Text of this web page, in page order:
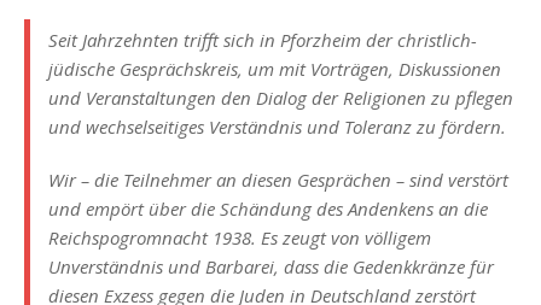
Seit Jahrzehnten trifft sich in Pforzheim der christlich-
jüdische Gesprächskreis, um mit Vorträgen, Diskussionen
und Veranstaltungen den Dialog der Religionen zu pflegen
und wechselseitiges Verständnis und Toleranz zu fördern.
Wir – die Teilnehmer an diesen Gesprächen – sind verstört
und empört über die Schändung des Andenkens an die
Reichspogromnacht 1938. Es zeugt von völligem
Unverständnis und Barbarei, dass die Gedenkkränze für
diesen Exzess gegen die Juden in Deutschland zerstört